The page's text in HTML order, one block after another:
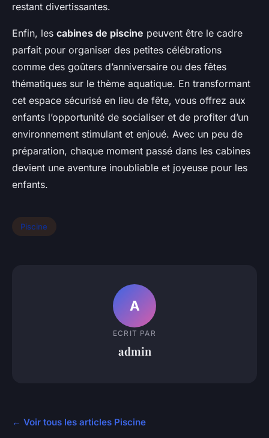
restant divertissantes.
Enfin, les cabines de piscine peuvent être le cadre
parfait pour organiser des petites célébrations
comme des goûters d’anniversaire ou des fêtes
thématiques sur le thème aquatique. En transformant
cet espace sécurisé en lieu de fête, vous offrez aux
enfants l’opportunité de socialiser et de profiter d’un
environnement stimulant et enjoué. Avec un peu de
préparation, chaque moment passé dans les cabines
devient une aventure inoubliable et joyeuse pour les
enfants.
Piscine
A
ECRIT PAR
admin
← Voir tous les articles Piscine